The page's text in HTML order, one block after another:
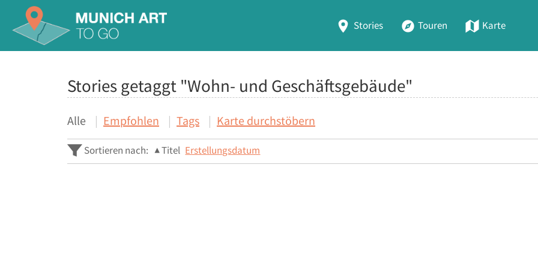
Stories Touren Karte
Stories getaggt "Wohn- und Geschäftsgebäude"
Alle Empfohlen Tags Karte durchstöbern
Sortieren nach: Titel Erstellungsdatum